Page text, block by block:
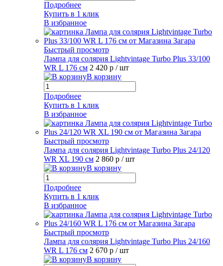
Подробнее
Купить в 1 клик
В избранное
Быстрый просмотр
Лампа для солярия Lightvintage Turbo Plus 33/100
WR L 176 см 2 420 р / шт
В корзину
Подробнее
Купить в 1 клик
В избранное
Быстрый просмотр
Лампа для солярия Lightvintage Turbo Plus 24/120
WR XL 190 см 2 860 р / шт
В корзину
Подробнее
Купить в 1 клик
В избранное
Быстрый просмотр
Лампа для солярия Lightvintage Turbo Plus 24/160
WR L 176 см 2 670 р / шт
В корзину